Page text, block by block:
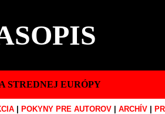
STREDNEJ EURÓPY
POKYNY PRE AUTOROV ARCHÍV